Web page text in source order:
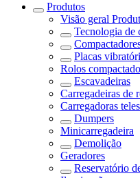
Produtos
Visão geral
Tecnologia de
Placas
Rolos
Escavadeiras
Carregadeiras de
Carregadoras
Dumpers
Minicarregadeira
Demolição
Geradores
Reservatório